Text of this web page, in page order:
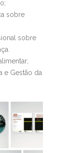
sobre
sobre
e Gestão da